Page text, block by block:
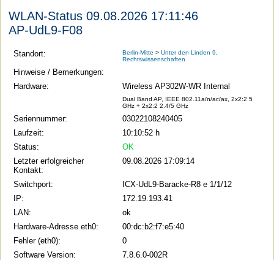
Universität
zu
Berlin
Computer-
WLAN-Status 09.08.2026 17:11:46
AP-UdL9-F08
Standort: Berlin-Mitte >Unter den Linden 9,
Rechtswissenschaften
Hinweise / Bemerkungen:
Hardware:
Wireless AP302W-WR Internal
Dual Band AP, IEEE 802.11a/n/ac/ax, 2x2:2 5
GHz + 2x2:2 2.4/5 GHz
Seriennummer:
03022108240405
Laufzeit:
10:10:52 h
Status:
OK
Letzter erfolgreicher
Kontakt:
09.08.2026 17:09:14
Switchport:
ICX-UdL9-Baracke-R8 e 1/1/12
IP:
172.19.193.41
LAN:
ok
Hardware-Adresse eth0:
00:dc:b2:f7:e5:40
Fehler (eth0):
0
Software Version:
7.8.6.0-002R